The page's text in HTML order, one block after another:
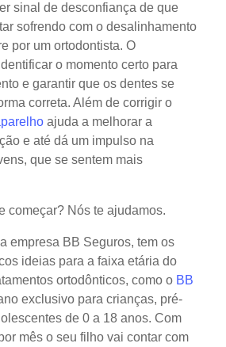
sinal de desconfiança de que
sofrendo com o desalinhamento
por um ortodontista. O
o momento certo para
e garantir que os dentes se
correta. Além de corrigir o
ajuda a melhorar a
e até dá um impulso na
que se sentem mais
começar? Nós te ajudamos.
empresa BB Seguros, tem os
ideias para a faixa etária do
ortodônticos, como o BB
exclusivo para crianças, pré-
de 0 a 18 anos. Com
mês o seu filho vai contar com